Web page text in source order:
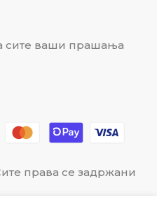
сите ваши прашања
права се задржани